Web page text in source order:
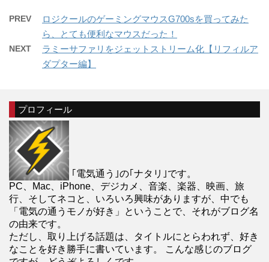
PREV
ロジクールのゲーミングマウスG700sを買ってみた
ら、とても便利なマウスだった！
NEXT
ラミーサファリをジェットストリーム化【リフィルア
ダプター編】
プロフィール
｢電気通う｣の｢ナタリ｣です。
PC、Mac、iPhone、デジカメ、音楽、楽器、映画、旅
行、そしてネコと、いろいろ興味がありますが、中でも
「電気の通うモノが好き」ということで、それがブログ名
の由来です。
ただし、取り上げる話題は、タイトルにとらわれず、好き
なことを好き勝手に書いています。 こんな感じのブログ